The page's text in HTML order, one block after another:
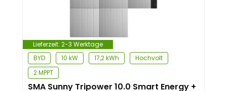
Lieferzeit: 2-3 Werktage
BYD
10 kW 17,2 kWh
Hochvolt
2 MPPT
SMA Sunny Tripower 10.0 Smart Energy +